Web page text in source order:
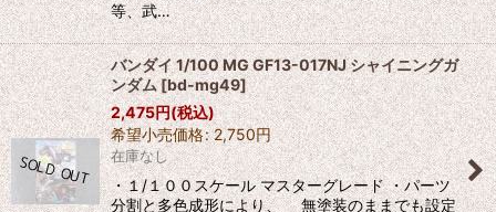
等、武…
バンダイ 1/100 MG GF13-017NJ シャイニングガ
ンダム[bd-mg49]
2,475円(税込)
希望小売価格: 2,750円
在庫なし
・１/１００スケール マスターグレード ・パーツ
分割と多色成形により、 無塗装のままでも設定